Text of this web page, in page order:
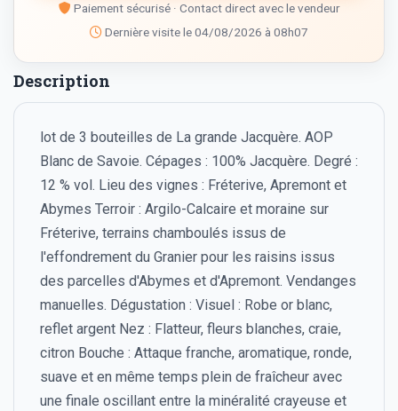
Paiement sécurisé · Contact direct avec le vendeur
Dernière visite le 04/08/2026 à 08h07
Description
lot de 3 bouteilles de La grande Jacquère. AOP
Blanc de Savoie. Cépages : 100% Jacquère. Degré :
12 % vol. Lieu des vignes : Fréterive, Apremont et
Abymes Terroir : Argilo-Calcaire et moraine sur
Fréterive, terrains chamboulés issus de
l'effondrement du Granier pour les raisins issus
des parcelles d'Abymes et d'Apremont. Vendanges
manuelles. Dégustation : Visuel : Robe or blanc,
reflet argent Nez : Flatteur, fleurs blanches, craie,
citron Bouche : Attaque franche, aromatique, ronde,
suave et en même temps plein de fraîcheur avec
une finale oscillant entre la minéralité crayeuse et